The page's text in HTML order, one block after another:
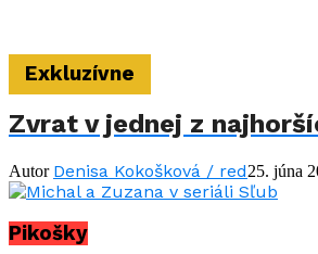
Exkluzívne
Zvrat v jednej z
Autor Denisa Kokošková / red25. júna
Pikošky